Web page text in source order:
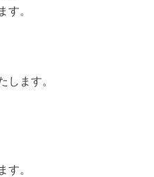
す。
します。
す。